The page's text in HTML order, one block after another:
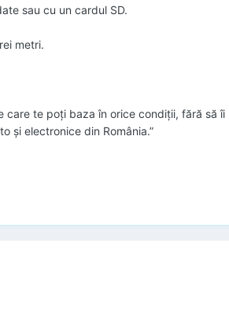
sau cu un cardul SD.
metri.
care te poţi baza în orice condiţii, fără să
şi electronice din România.”